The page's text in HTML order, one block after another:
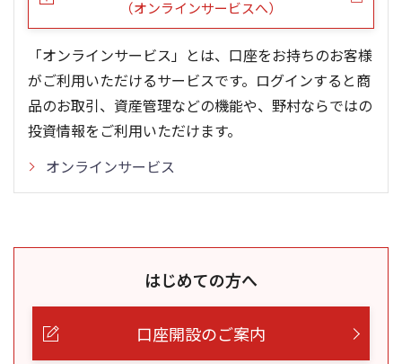
（オンラインサービスへ）
「オンラインサービス」とは、口座をお持ちのお客様
がご利用いただけるサービスです。ログインすると商
品のお取引、資産管理などの機能や、野村ならではの
投資情報をご利用いただけます。
オンラインサービス
はじめての方へ
口座開設のご案内